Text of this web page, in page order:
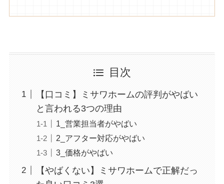
目次
【口コミ】ミサワホームの評判がやばい
と言われる3つの理由
1_営業担当者がやばい
2_アフター対応がやばい
3_価格がやばい
【やばくない】ミサワホームで正解だっ